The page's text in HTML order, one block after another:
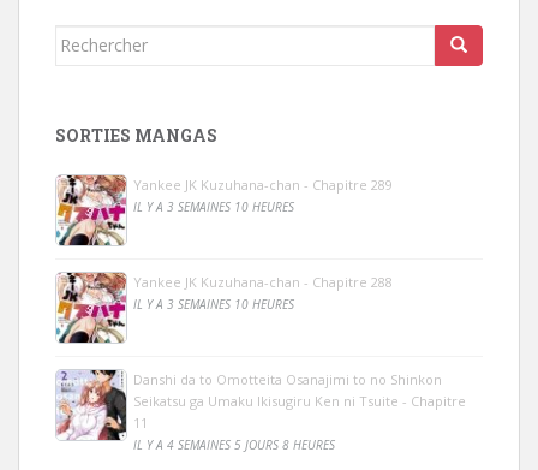
Rechercher...
SORTIES MANGAS
Yankee JK Kuzuhana-chan - Chapitre 289
IL Y A 3 SEMAINES 10 HEURES
Yankee JK Kuzuhana-chan - Chapitre 288
IL Y A 3 SEMAINES 10 HEURES
Danshi da to Omotteita Osanajimi to no Shinkon
Seikatsu ga Umaku Ikisugiru Ken ni Tsuite - Chapitre
11
IL Y A 4 SEMAINES 5 JOURS 8 HEURES